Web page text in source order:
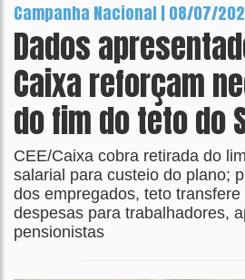
Campanha Nacional | 08/07/
Dados
Caixa reforçam
do fim do teto do
CEE/Caixa cobra retirada do
salarial para custeio do plano;
dos empregados, teto
despesas para trabalhadores,
pensionistas